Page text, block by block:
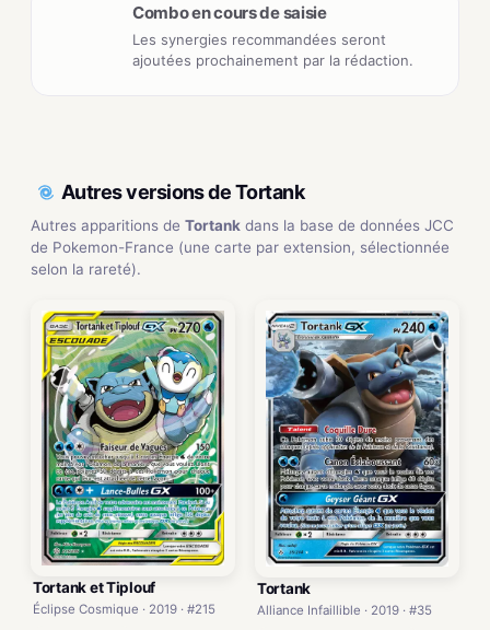
Combo en cours de saisie
Les synergies recommandées seront
ajoutées prochainement par la rédaction.
Autres versions de Tortank
Autres apparitions de Tortank dans la base de données JCC
de Pokemon-France (une carte par extension, sélectionnée
selon la rareté).
Tortank et Tiplouf
Éclipse Cosmique · 2019 · #215
Tortank
Alliance Infaillible · 2019 · #35